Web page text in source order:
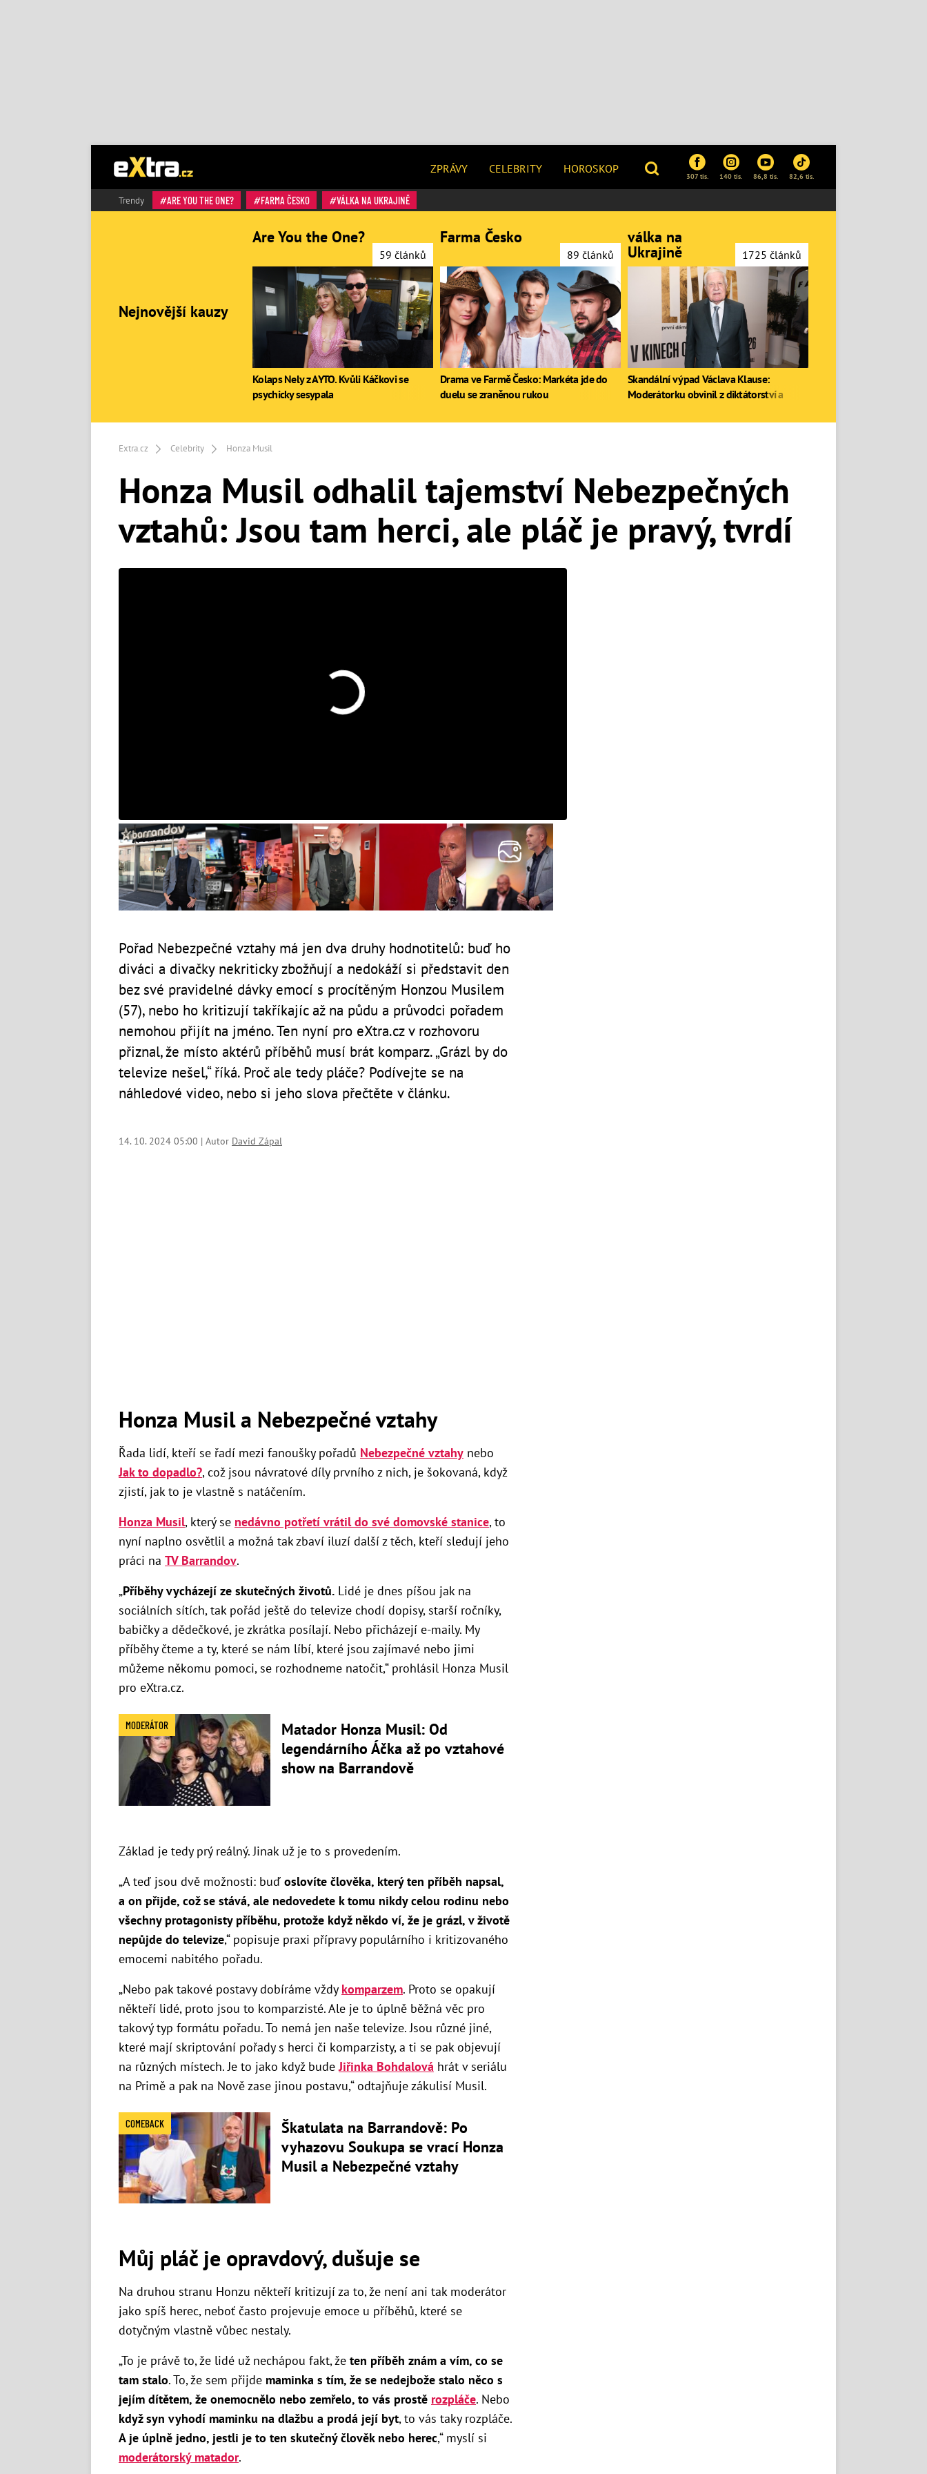
ZPRÁVY CELEBRITY HOROSKOP
307 tis. 140 tis. 86,8 tis. 82,6 tis.
Trendy ARE YOU THE ONE? FARMA ČESKO VÁLKA NA UKRAJINĚ
Extra.cz Celebrity Honza Musil
Honza Musil odhalil tajemství Nebezpečných
vztahů: Jsou tam herci, ale pláč je pravý, tvrdí
Pořad Nebezpečné vztahy má jen dva druhy hodnotitelů: buď ho
diváci a divačky nekriticky zbožňují a nedokáží si představit den
bez své pravidelné dávky emocí s procítěným Honzou Musilem
(57), nebo ho kritizují takříkajíc až na půdu a průvodci pořadem
nemohou přijít na jméno. Ten nyní pro eXtra.cz v rozhovoru
přiznal, že místo aktérů příběhů musí brát komparz. „Grázl by do
televize nešel,“ říká. Proč ale tedy pláče? Podívejte se na
náhledové video, nebo si jeho slova přečtěte v článku.
14. 10. 2024 05:00 | Autor David Zápal
Honza Musil a Nebezpečné vztahy
Řada lidí, kteří se řadí mezi fanoušky pořadů Nebezpečné vztahy nebo
Jak to dopadlo?, což jsou návratové díly prvního z nich, je šokovaná, když
zjistí, jak to je vlastně s natáčením.
Honza Musil, který se nedávno potřetí vrátil do své domovské stanice, to
nyní naplno osvětlil a možná tak zbaví iluzí další z těch, kteří sledují jeho
práci na TV Barrandov.
„Příběhy vycházejí ze skutečných životů. Lidé je dnes píšou jak na
sociálních sítích, tak pořád ještě do televize chodí dopisy, starší ročníky,
babičky a dědečkové, je zkrátka posílají. Nebo přicházejí e-maily. My
příběhy čteme a ty, které se nám líbí, které jsou zajímavé nebo jimi
můžeme někomu pomoci, se rozhodneme natočit,“ prohlásil Honza Musil
pro eXtra.cz.
MODERÁTOR
Matador Honza Musil: Od
legendárního Áčka až po vztahové
show na Barrandově
Základ je tedy prý reálný. Jinak už je to s provedením.
„A teď jsou dvě možnosti: buď oslovíte člověka, který ten příběh napsal,
a on přijde, což se stává, ale nedovedete k tomu nikdy celou rodinu nebo
všechny protagonisty příběhu, protože když někdo ví, že je grázl, v životě
nepůjde do televize,“ popisuje praxi přípravy populárního i kritizovaného
emocemi nabitého pořadu.
„Nebo pak takové postavy dobíráme vždy komparzem. Proto se opakují
někteří lidé, proto jsou to komparzisté. Ale je to úplně běžná věc pro
takový typ formátu pořadu. To nemá jen naše televize. Jsou různé jiné,
které mají skriptování pořady s herci či komparzisty, a ti se pak objevují
na různých místech. Je to jako když budeJiřinka Bohdalová hrát v seriálu
na Primě a pak na Nově zase jinou postavu,“ odtajňuje zákulisí Musil.
COMEBACK
Škatulata na Barrandově: Po
vyhazovu Soukupa se vrací Honza
Musil a Nebezpečné vztahy
Můj pláč je opravdový, dušuje se
Na druhou stranu Honzu někteří kritizují za to, že není ani tak moderátor
jako spíš herec, neboť často projevuje emoce u příběhů, které se
dotyčným vlastně vůbec nestaly.
„To je právě to, že lidé už nechápou fakt, že ten příběh znám a vím, co se
tam stalo. To, že sem přijde maminka s tím, že se nedejbože stalo něco s
jejím dítětem, že onemocnělo nebo zemřelo, to vás prostě rozpláče. Nebo
když syn vyhodí maminku na dlažbu a prodá její byt, to vás taky rozpláče.
A je úplně jedno, jestli je to ten skutečný člověk nebo herec,“ myslí si
moderátorský matador.
Nejnovější kauzy
Are You the One?
59 článků
Kolaps Nely z AYTO. Kvůli Káčkovi se
psychicky sesypala
Farma Česko
89 článků
Drama ve Farmě Česko: Markéta jde do
duelu se zraněnou rukou
válka na
Ukrajině 1725 článků
Skandální výpad Václava Klause:
Moderátorku obvinil z diktátorství a